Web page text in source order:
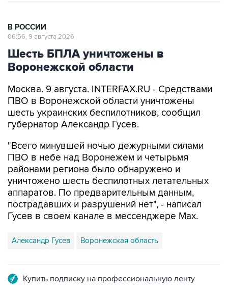
В РОССИИ
06:56, 9 августа 2026
Шесть БПЛА уничтожены в
Воронежской области
Москва. 9 августа. INTERFAX.RU - Средствами
ПВО в Воронежской области уничтожены
шесть украинских беспилотников, сообщил
губернатор Александр Гусев.
"Всего минувшей ночью дежурными силами
ПВО в небе над Воронежем и четырьмя
районами региона было обнаружено и
уничтожено шесть беспилотных летательных
аппаратов. По предварительным данным,
пострадавших и разрушений нет", - написал
Гусев в своем канале в мессенджере Max.
Александр Гусев Воронежская область
Купить подписку на профессиональную ленту